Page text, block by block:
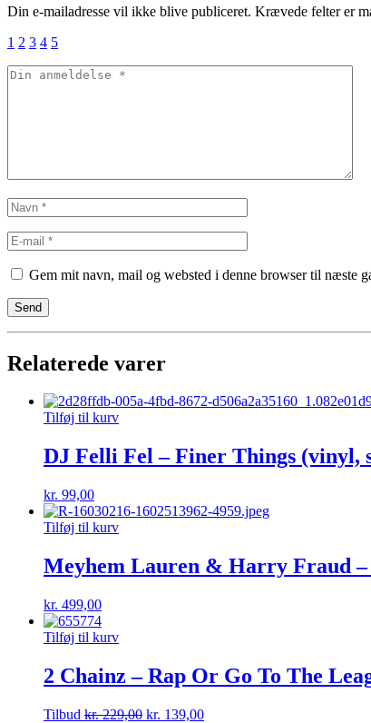
Din e-mailadresse vil ikke blive publiceret. Krævede felter er
1 2 3 4 5
Gem mit navn, mail og websted i denne browser til næste
Relaterede varer
Tilføj til kurv
DJ Felli Fel – Finer Things (vinyl,
kr. 99,00
Tilføj til kurv
Meyhem Lauren & Harry Fraud
kr. 499,00
Tilføj til kurv
2 Chainz – Rap Or Go To The
Tilbud kr.229,00 kr. 139,00